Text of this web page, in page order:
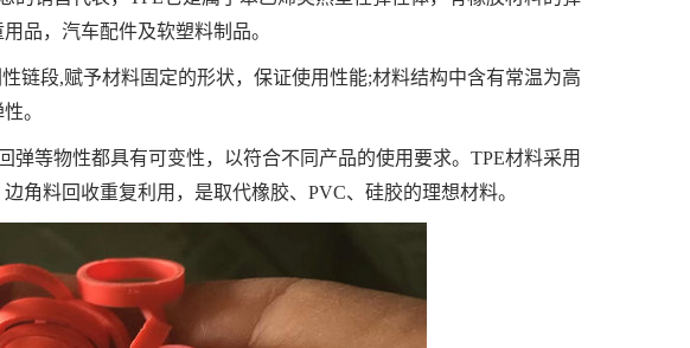
品，汽车配件及软塑料制品。
链段,赋予材料固定的形状，保证使用性能;材料结构中含有常温为高
。
弹等物性都具有可变性，以符合不同产品的使用要求。TPE材料采用
角料回收重复利用，是取代橡胶、PVC、硅胶的理想材料。